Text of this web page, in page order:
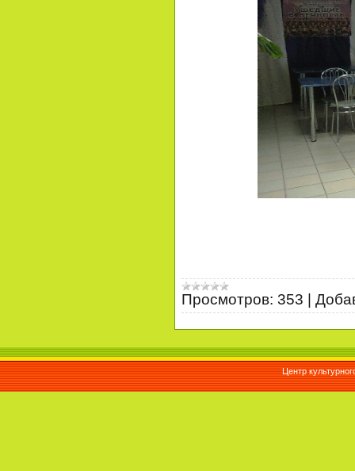
Просмотров: 353
Центр